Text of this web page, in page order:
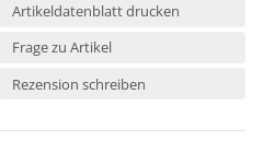
Artikeldatenblatt drucken
Frage zu Artikel
Rezension schreiben